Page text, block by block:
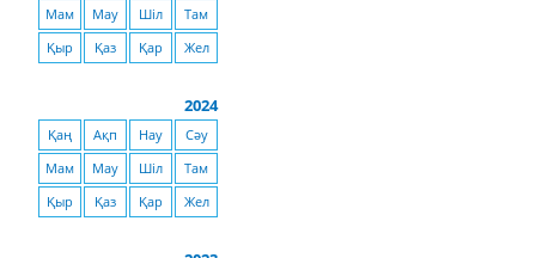
Мам
Мау Шіл
Там
Қыр
Қаз Қар Жел
2024
Қаң Ақп Нау
Сәу
Мам
Мау Шіл
Там
Қыр
Қаз Қар Жел